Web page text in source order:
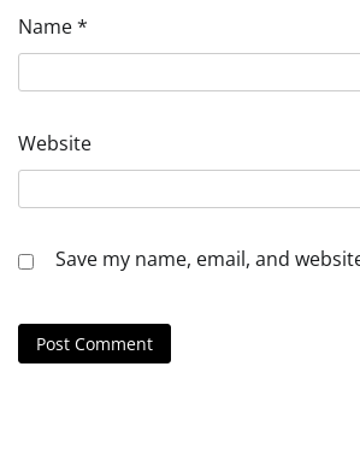
Name*
Website
Save my name, email, and